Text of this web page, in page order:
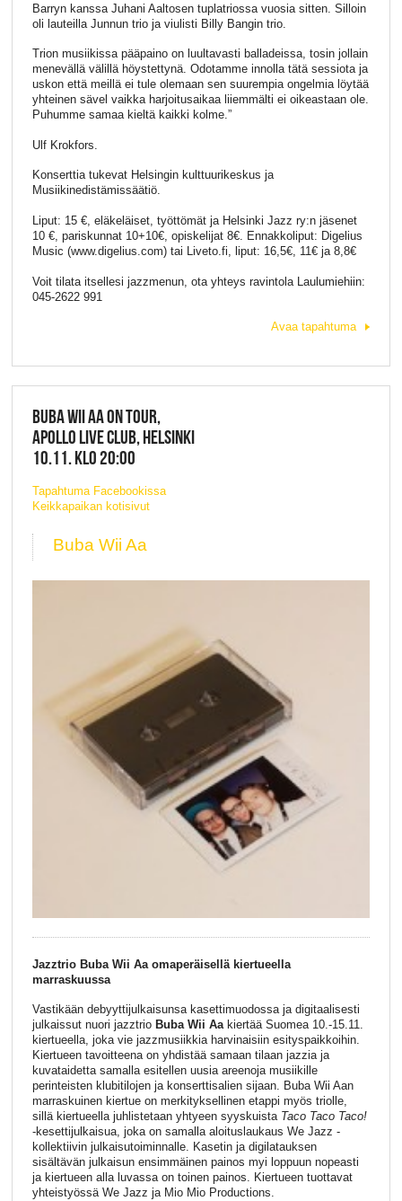
Barryn kanssa Juhani Aaltosen tuplatriossa vuosia sitten. Silloin
oli lauteilla Junnun trio ja viulisti Billy Bangin trio.
Trion musiikissa pääpaino on luultavasti balladeissa, tosin jollain
menevällä välillä höystettynä. Odotamme innolla tätä sessiota ja
uskon että meillä ei tule olemaan sen suurempia ongelmia löytää
yhteinen sävel vaikka harjoitusaikaa liiemmälti ei oikeastaan ole.
Puhumme samaa kieltä kaikki kolme.”
Ulf Krokfors.
Konserttia tukevat Helsingin kulttuurikeskus ja
Musiikinedistämissäätiö.
Liput: 15 €, eläkeläiset, työttömät ja Helsinki Jazz ry:n jäsenet
10 €, pariskunnat 10+10€, opiskelijat 8€. Ennakkoliput: Digelius
Music (www.digelius.com) tai Liveto.fi, liput: 16,5€, 11€ ja 8,8€
Voit tilata itsellesi jazzmenun, ota yhteys ravintola Laulumiehiin:
045-2622 991
Avaa tapahtuma
BUBA WII AA ON TOUR,
APOLLO LIVE CLUB, HELSINKI
10.11. KLO 20:00
Tapahtuma Facebookissa
Keikkapaikan kotisivut
Buba Wii Aa
Jazztrio Buba Wii Aa omaperäisellä kiertueella
marraskuussa
Vastikään debyyttijulkaisunsa kasettimuodossa ja digitaalisesti
julkaissut nuori jazztrio Buba Wii Aakiertää Suomea 10.-15.11.
kiertueella, joka vie jazzmusiikkia harvinaisiin esityspaikkoihin.
Kiertueen tavoitteena on yhdistää samaan tilaan jazzia ja
kuvataidetta samalla esitellen uusia areenoja musiikille
perinteisten klubitilojen ja konserttisalien sijaan. Buba Wii Aan
marraskuinen kiertue on merkityksellinen etappi myös triolle,
sillä kiertueella juhlistetaan yhtyeen syyskuista Taco Taco Taco!
-kesettijulkaisua, joka on samalla aloituslaukaus We Jazz -
kollektiivin julkaisutoiminnalle. Kasetin ja digilatauksen
sisältävän julkaisun ensimmäinen painos myi loppuun nopeasti
ja kiertueen alla luvassa on toinen painos. Kiertueen tuottavat
yhteistyössä We Jazz ja Mio Mio Productions.